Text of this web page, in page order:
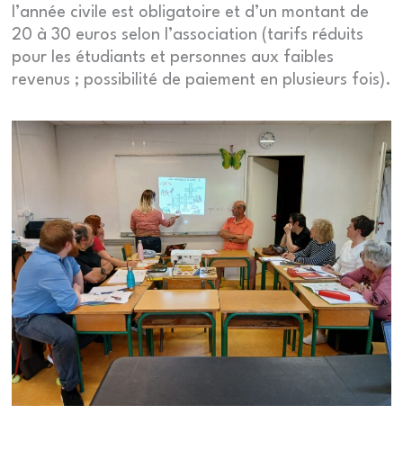
l’année civile est obligatoire et d’un montant de
20 à 30 euros selon l’association (tarifs réduits
pour les étudiants et personnes aux faibles
revenus ; possibilité de paiement en plusieurs fois).